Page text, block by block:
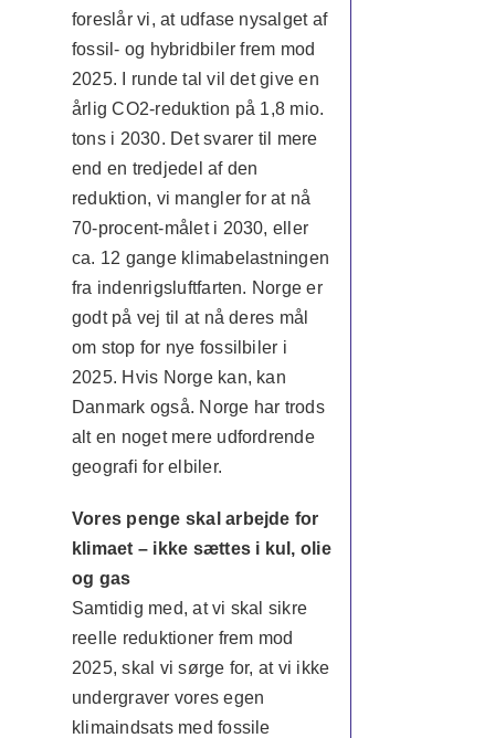
foreslår vi, at udfase nysalget af
fossil- og hybridbiler frem mod
2025. I runde tal vil det give en
årlig CO2-reduktion på 1,8 mio.
tons i 2030. Det svarer til mere
end en tredjedel af den
reduktion, vi mangler for at nå
70-procent-målet i 2030, eller
ca. 12 gange klimabelastningen
fra indenrigsluftfarten. Norge er
godt på vej til at nå deres mål
om stop for nye fossilbiler i
2025. Hvis Norge kan, kan
Danmark også. Norge har trods
alt en noget mere udfordrende
geografi for elbiler.
Vores penge skal arbejde for
klimaet – ikke sættes i kul, olie
og gas
Samtidig med, at vi skal sikre
reelle reduktioner frem mod
2025, skal vi sørge for, at vi ikke
undergraver vores egen
klimaindsats med fossile